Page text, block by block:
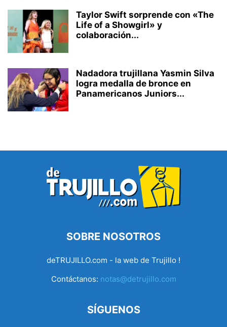
Taylor Swift sorprende con «The
Life of a Showgirl» y
colaboración...
Nadadora trujillana Yasmin Silva
logra medalla de bronce en
Panamericanos Juniors...
SOBRE NOSOTROS
deTRUJILLO.com - la web de Trujillo !
Contáctanos: notas@detrujillo.com
SÍGUENOS